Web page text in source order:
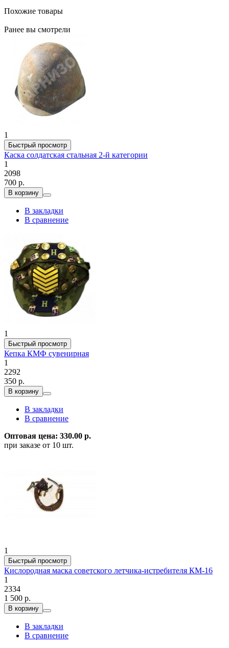
Похожие товары
Ранее вы смотрели
1
Быстрый просмотр
Каска солдатская стальная 2-й категории
1
2098
700 р.
В корзину
В закладки
В сравнение
1
Быстрый просмотр
Кепка КМФ сувенирная
1
2292
350 р.
В корзину
В закладки
В сравнение
Оптовая цена: 330.00 р.
при заказе от 10 шт.
1
Быстрый просмотр
Кислородная маска советского летчика-истребителя КМ-16
1
2334
1 500 р.
В корзину
В закладки
В сравнение